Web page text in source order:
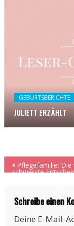
GEBURTSBERICHTE
JULIETT ERZÄHLT
Pflegefamilie: Die
schwerste
Schreibe einen
Deine E-Mail-